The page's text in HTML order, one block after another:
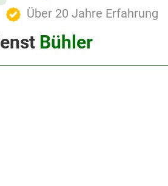
Über 20 Jahre Erfahrung
Bühler